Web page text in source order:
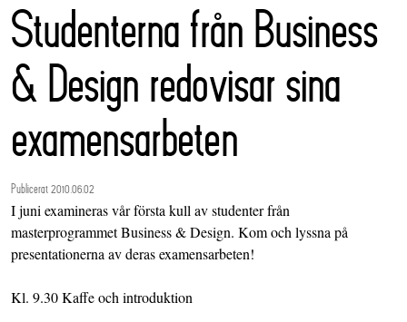
Studenterna från Business
& Design redovisar sina
examensarbeten
Publicerat 2010.06.02
I juni examineras vår första kull av studenter från
masterprogrammet Business & Design. Kom och lyssna på
presentationerna av deras examensarbeten!
Kl. 9.30 Kaffe och introduktion